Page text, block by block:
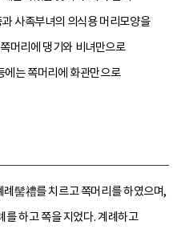
사족부녀의 의식용 머리모양을
머리에 댕기와 비녀만으로
에는 쪽머리에 화관만으로
髻禮를 치르고 쪽머리를 하였으며,
를 하고 쪽을 지었다. 계례하고